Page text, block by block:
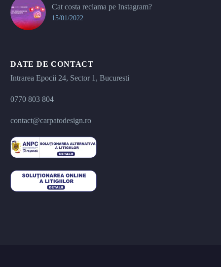
Cat costa reclama pe Instagram?
15/01/2022
DATE DE CONTACT
Intrarea Epocii 24, Sector 1, Bucuresti
0770 803 804
contact@carpatodesign.ro